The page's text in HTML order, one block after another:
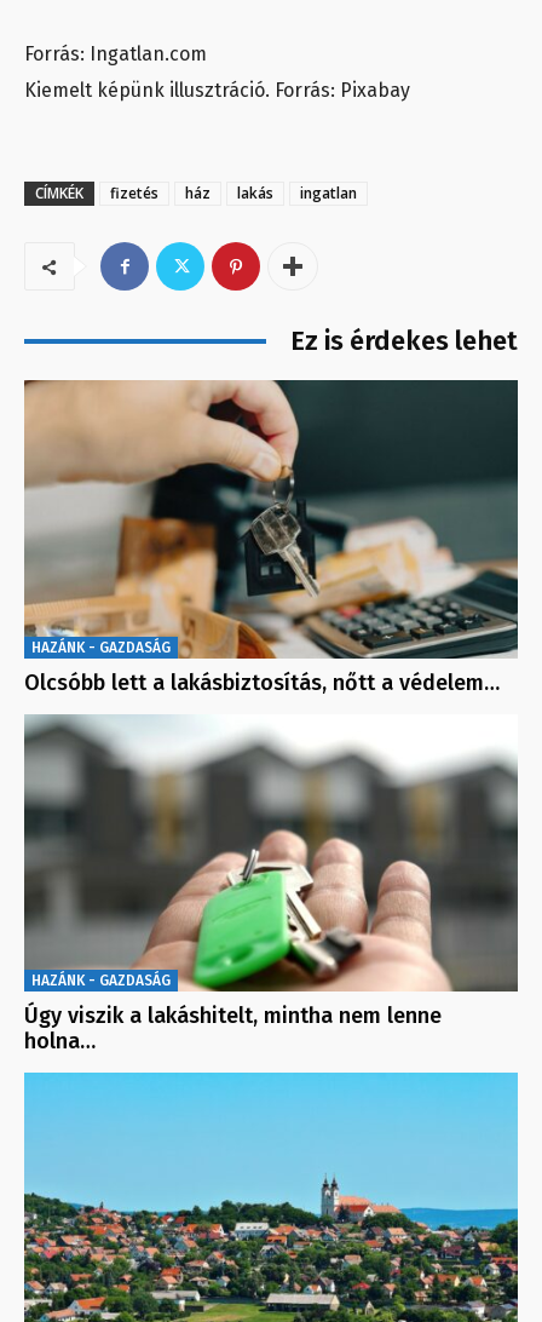
Forrás: Ingatlan.com
Kiemelt képünk illusztráció. Forrás: Pixabay
CÍMKÉK fizetés ház lakás ingatlan
Ez is érdekes lehet
HAZÁNK - GAZDASÁG
Olcsóbb lett a lakásbiztosítás, nőtt a védelem…
HAZÁNK - GAZDASÁG
Úgy viszik a lakáshitelt, mintha nem lenne
holna…